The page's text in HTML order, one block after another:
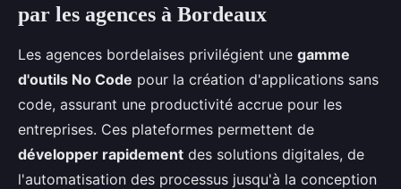
par les agences à Bordeaux
Les agences bordelaises privilégient une gamme
d'outils No Code pour la création d'applications sans
code, assurant une productivité accrue pour les
entreprises. Ces plateformes permettent de
développer rapidement des solutions digitales, de
l'automatisation des processus jusqu'à la conception